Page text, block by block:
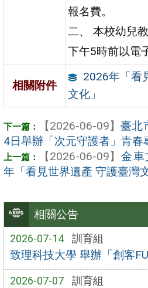
相關公告
2026-07-14 訓育組
致理科技大學 舉辦「創客
2026-07-07 訓育組
報名費。
二、 本校幼兒
下午5時前以電
相關附件
2026年「看
文化」
【2026-06-09】 臺北
4日舉辦「次元守護者」青春
【2026-06-09】 金車
年「看見世界遺產 守護臺灣